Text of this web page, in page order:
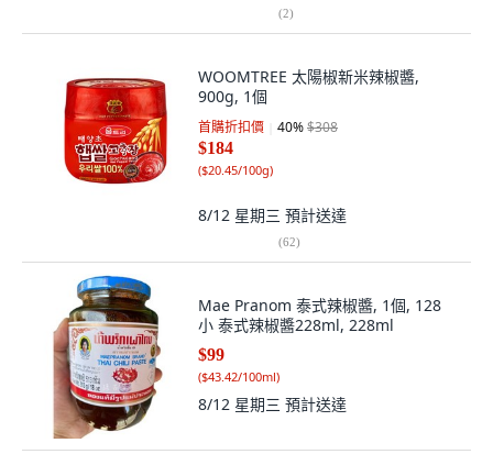
(2)
WOOMTREE 太陽椒新米辣椒醬,
900g, 1個
首購折扣價 40%$308
$184
($20.45/100g)
8/12 星期三 預計送達
(62)
Mae Pranom 泰式辣椒醬, 1個, 128
小 泰式辣椒醬228ml, 228ml
$99
($43.42/100ml)
8/12 星期三 預計送達